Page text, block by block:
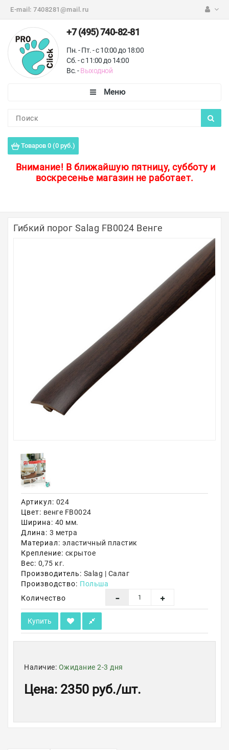
E-mail: 7408281@mail.ru
+7 (495) 740-82-81
Пн. - Пт. - с 10:00 до 18:00
Сб. - с 11:00 до 14:00
Вс. -Выходной
Товаров 0 (0 руб.)
Внимание! В ближайшую пятницу, субботу и
воскресенье магазин не работает.
Пороги для пола
Защитные уголки
Крепёж и крепления
Садовая мебель
Оплата
Доставка
Контакты
Акции
Гибкий порог Salag FB0024 Венге
Артикул: 024
Цвет: венге FB0024
Ширина: 40 мм.
Длина: 3 метра
Материал: эластичный пластик
Крепление: скрытое
Вес: 0,75 кг.
Производитель: Salag | Салаг
Производство: Польша
Количество
Купить
Наличие: Ожидание 2-3 дня
Цена: 2350 руб./шт.